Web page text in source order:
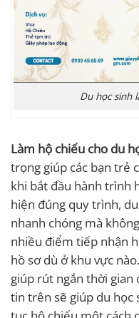
Du học sinh
Làm hộ chiếu cho du
trọng giúp các bạn trẻ
khi bắt đầu hành trình
hiện đúng quy trình,
nhanh chóng mà
nhiều điểm tiếp nhận
hồ sơ dù ở khu vực
giúp rút ngắn thời gian
tin trên sẽ giúp du học